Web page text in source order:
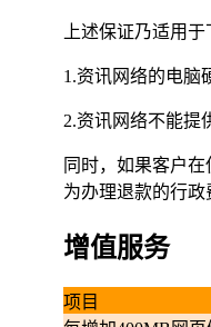
上述保证乃适用于
1.资讯网络的电脑
2.资讯网络不能提
同时，如果客户
为办理退款的行政
增值服务
项目